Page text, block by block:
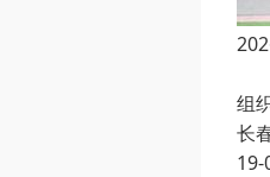
组
长
19-